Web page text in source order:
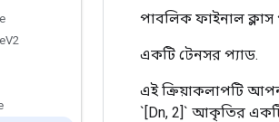
V2
পাবলিক ফাইনাল ক্লাস
একটি টেনসর প্যাড.
এই ক্রিয়াকলাপটি
`[Dn, 2]` আকৃতির একটি